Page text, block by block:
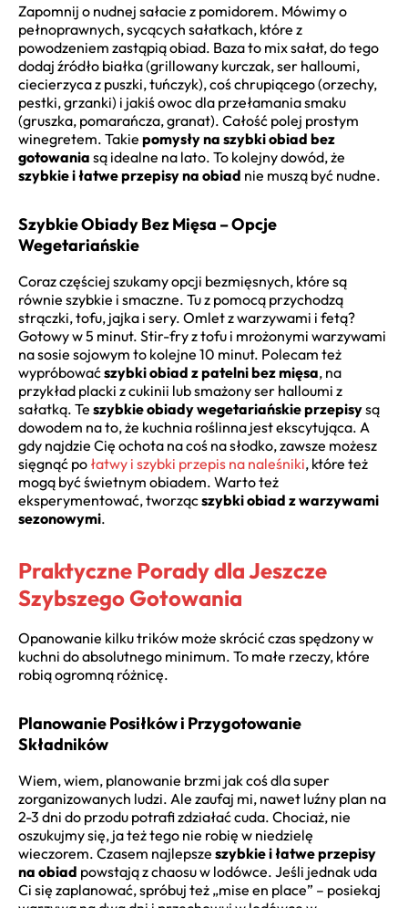
Zapomnij o nudnej sałacie z pomidorem. Mówimy o
pełnoprawnych, sycących sałatkach, które z
powodzeniem zastąpią obiad. Baza to mix sałat, do tego
dodaj źródło białka (grillowany kurczak, ser halloumi,
ciecierzyca z puszki, tuńczyk), coś chrupiącego (orzechy,
pestki, grzanki) i jakiś owoc dla przełamania smaku
(gruszka, pomarańcza, granat). Całość polej prostym
winegretem. Takie pomysły na szybki obiad bez
gotowania są idealne na lato. To kolejny dowód, że
szybkie i łatwe przepisy na obiad nie muszą być nudne.
Szybkie Obiady Bez Mięsa – Opcje
Wegetariańskie
Coraz częściej szukamy opcji bezmięsnych, które są
równie szybkie i smaczne. Tu z pomocą przychodzą
strączki, tofu, jajka i sery. Omlet z warzywami i fetą?
Gotowy w 5 minut. Stir-fry z tofu i mrożonymi warzywami
na sosie sojowym to kolejne 10 minut. Polecam też
wypróbowaćszybki obiad z patelni bez mięsa, na
przykład placki z cukinii lub smażony ser halloumi z
sałatką. Te szybkie obiady wegetariańskie przepisysą
dowodem na to, że kuchnia roślinna jest ekscytująca. A
gdy najdzie Cię ochota na coś na słodko, zawsze możesz
sięgnąć po łatwy i szybki przepis na naleśniki, które też
mogą być świetnym obiadem. Warto też
eksperymentować, tworzącszybki obiad z warzywami
sezonowymi.
Praktyczne Porady dla Jeszcze
Szybszego Gotowania
Opanowanie kilku trików może skrócić czas spędzony w
kuchni do absolutnego minimum. To małe rzeczy, które
robią ogromną różnicę.
Planowanie Posiłków i Przygotowanie
Składników
Wiem, wiem, planowanie brzmi jak coś dla super
zorganizowanych ludzi. Ale zaufaj mi, nawet luźny plan na
2-3 dni do przodu potrafi zdziałać cuda. Chociaż, nie
oszukujmy się, ja też tego nie robię w niedzielę
wieczorem. Czasem najlepsze szybkie i łatwe przepisy
na obiad powstają z chaosu w lodówce. Jeśli jednak uda
Ci się zaplanować, spróbuj też „mise en place” – posiekaj